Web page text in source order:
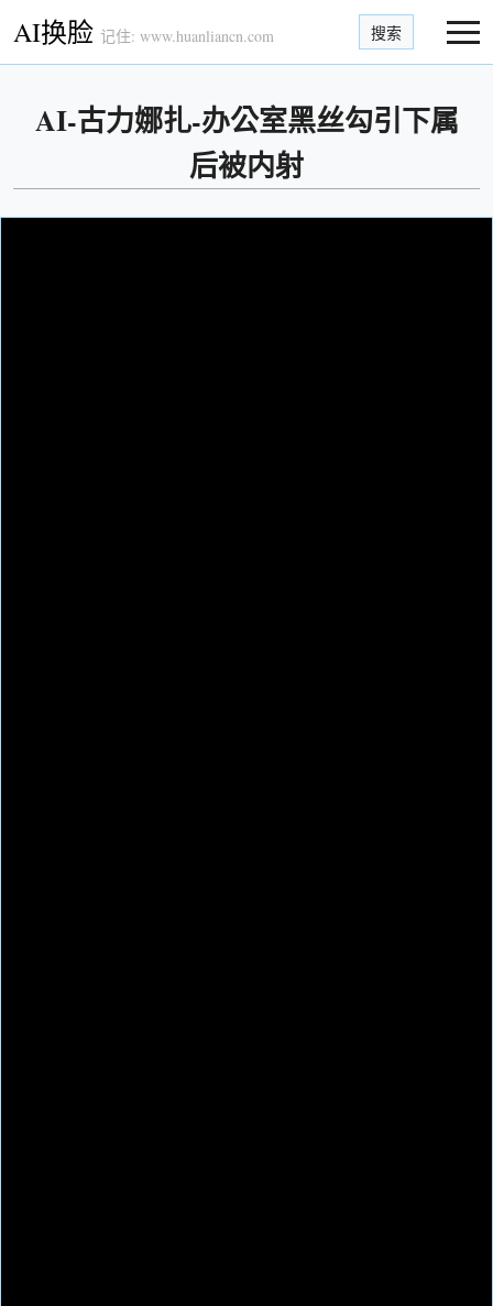
AI换脸 记住: www.huanliancn.com 搜索
AI-古力娜扎-办公室黑丝勾引下属
后被内射